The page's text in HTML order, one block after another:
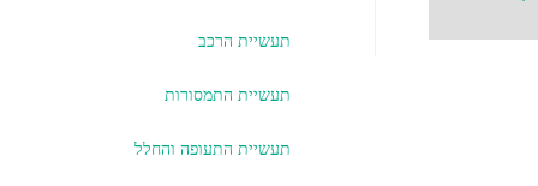
תעשיית הרכב
תעשיית התמסורות
תעשיית התעופה והחלל